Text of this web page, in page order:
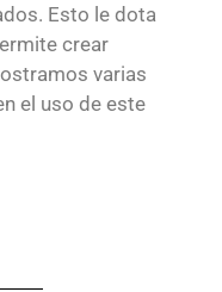
Esto le dota
crear
varias
el uso de este